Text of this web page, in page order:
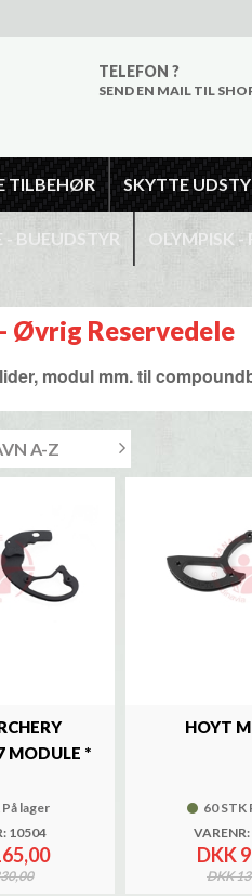
TELEFON ?
SEND EN MAIL TIL
TILBEHØR SKYTTE
BUEUDSTYR OLYMPISK -
Øvrig Reservedele
modul mm. til
MODULE *
lager
10504
HOYT
60 STK
DKK
DKK